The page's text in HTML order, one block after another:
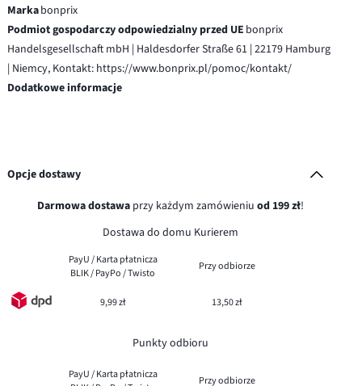
Markabonprix
Podmiot gospodarczy odpowiedzialny przed UE bonprix
Handelsgesellschaft mbH | Haldesdorfer Straße 61 | 22179 Hamburg
| Niemcy, Kontakt: https://www.bonprix.pl/pomoc/kontakt/
Dodatkowe informacje
Opcje dostawy
Darmowa dostawaprzy każdym zamówieniu od 199 zł!
Dostawa do domu Kurierem
PayU / Karta płatnicza
BLIK / PayPo / Twisto
Przy odbiorze
9,99 zł 13,50 zł
Punkty odbioru
PayU / Karta płatnicza
Przy odbiorze